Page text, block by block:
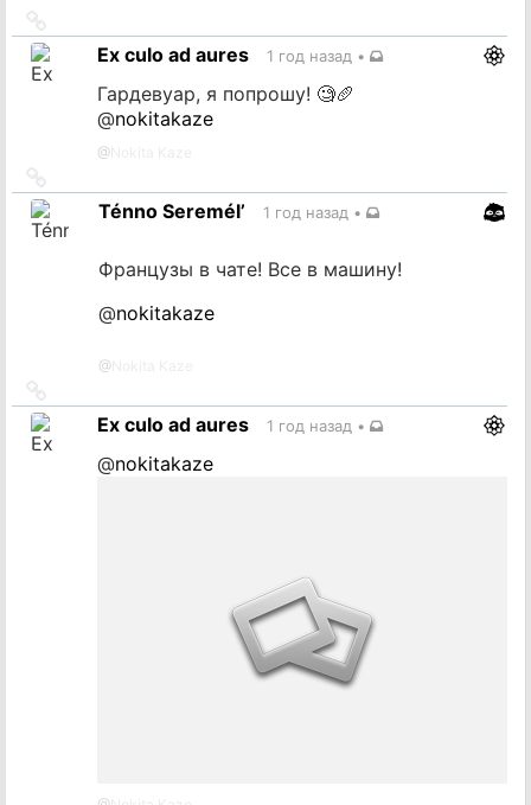
на
источникEx culo ad aures 1 год назад •
Гардевуар, я попрошу! 🧐🥖
@nokitakaze
@
на
источникTénno Seremél’ 1 год назад •
Французы в чате! Все в машину!
@nokitakaze
@
на
источникEx culo ad aures 1 год назад •
@nokitakaze